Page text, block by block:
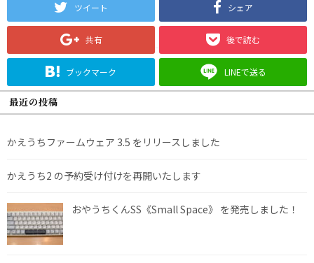
ツイート シェア
共有 後で読む
ブックマーク LINEで送る
最近の投稿
かえうちファームウェア 3.5 をリリースしました
かえうち2 の予約受け付けを再開いたします
おやうちくんSS《Small Space》 を発売しました！